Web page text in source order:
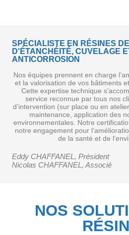
sur l'Isère, Grenoble, la
le Rhône, Lyon
SPÉCIALISTE EN RÉSINES
D'ÉTANCHÉITÉ, CUVELAGE
ANTICORROSION
Nos équipes prennent en charge
et la valorisation de vos bâtiments
Cette expertise technique
service reconnue par tous nos
d’intervention (sur place ou en
maintenance, application des
environnementales. Notre
notre engagement pour
de la santé et de
Eddy CHAFFANEL, Président
Nicolas CHAFFANEL, Associé
NOS